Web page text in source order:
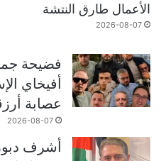
الأعمال طارق النتشة
2026-08-07
فضيحة
أفيخاي
عصابة
2026-08-07
أشرف